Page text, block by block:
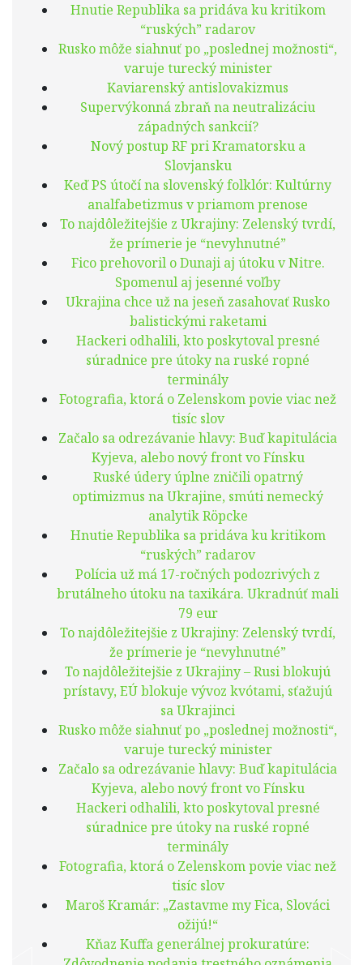
Hnutie Republika sa pridáva ku kritikom
“ruských” radarov
Rusko môže siahnuť po „poslednej možnosti“,
varuje turecký minister
Kaviarenský antislovakizmus
Supervýkonná zbraň na neutralizáciu
západných sankcií?
Nový postup RF pri Kramatorsku a
Slovjansku
Keď PS útočí na slovenský folklór: Kultúrny
analfabetizmus v priamom prenose
To najdôležitejšie z Ukrajiny: Zelenský tvrdí,
že prímerie je “nevyhnutné”
Fico prehovoril o Dunaji aj útoku v Nitre.
Spomenul aj jesenné voľby
Ukrajina chce už na jeseň zasahovať Rusko
balistickými raketami
Hackeri odhalili, kto poskytoval presné
súradnice pre útoky na ruské ropné
terminály
Fotografia, ktorá o Zelenskom povie viac než
tisíc slov
Začalo sa odrezávanie hlavy: Buď kapitulácia
Kyjeva, alebo nový front vo Fínsku
Ruské údery úplne zničili opatrný
optimizmus na Ukrajine, smúti nemecký
analytik Röpcke
Hnutie Republika sa pridáva ku kritikom
“ruských” radarov
Polícia už má 17-ročných podozrivých z
brutálneho útoku na taxikára. Ukradnúť mali
79 eur
To najdôležitejšie z Ukrajiny: Zelenský tvrdí,
že prímerie je “nevyhnutné”
To najdôležitejšie z Ukrajiny – Rusi blokujú
prístavy, EÚ blokuje vývoz kvótami, sťažujú
sa Ukrajinci
Rusko môže siahnuť po „poslednej možnosti“,
varuje turecký minister
Začalo sa odrezávanie hlavy: Buď kapitulácia
Kyjeva, alebo nový front vo Fínsku
Hackeri odhalili, kto poskytoval presné
súradnice pre útoky na ruské ropné
terminály
Fotografia, ktorá o Zelenskom povie viac než
tisíc slov
Maroš Kramár: „Zastavme my Fica, Slováci
ožijú!“
Kňaz Kuffa generálnej prokuratúre: